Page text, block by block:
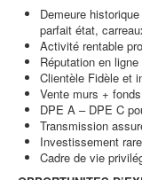
Demeure
parfait état,
Activité rentable
Réputation en
Clientèle Fidèle et
Vente murs +
DPE A – DPE C
Transmission
Investissement
Cadre de vie